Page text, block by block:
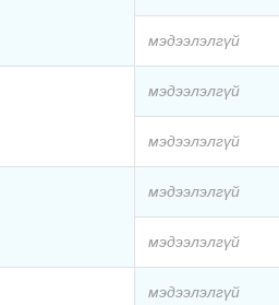
мэдээлэлгүй
мэдээлэлгүй
мэдээлэлгүй
мэдээлэлгүй
мэдээлэлгүй
мэдээлэлгүй